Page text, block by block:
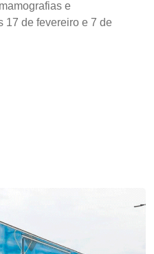
e
17 de fevereiro e 7 de